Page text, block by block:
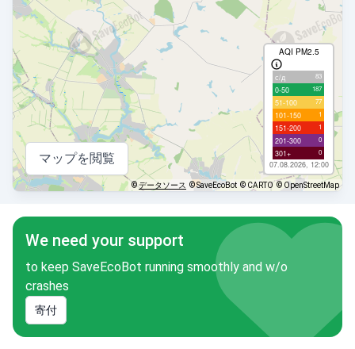
AQI PM2.5
с/д 83
0-50 187
51-100 77
101-150 1
151-200 1
201-300 0
301+ 0
07.08.2026, 12:00
マップを閲覧
©データソース © SaveEcoBot © CARTO © OpenStreetMap
We need your support
to keep SaveEcoBot running smoothly and w/o
crashes
寄付